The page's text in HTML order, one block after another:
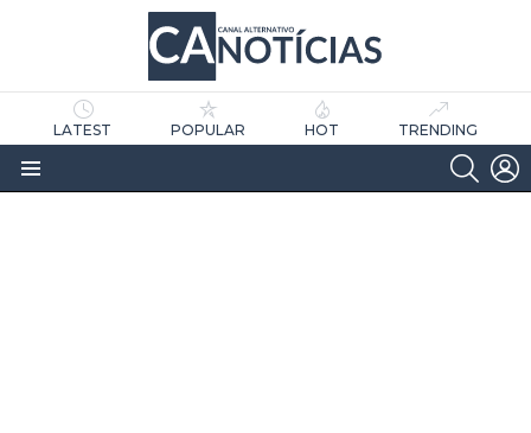
LATEST POPULAR HOT TRENDING
Menu